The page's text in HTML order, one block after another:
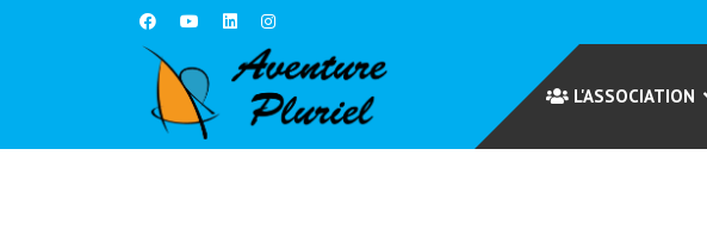
L'ASSOCIATION